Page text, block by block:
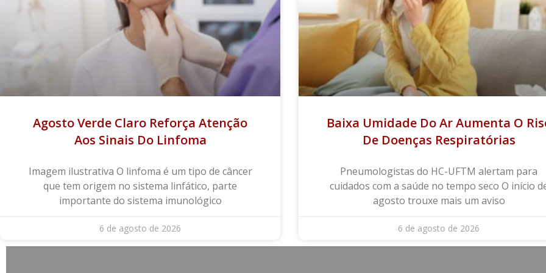
Agosto Verde Claro Reforça Atenção
Aos Sinais Do Linfoma
Imagem ilustrativa O linfoma é um tipo de câncer
que tem origem no sistema linfático, parte
importante do sistema imunológico
6 de agosto de 2026
Baixa Umidade Do Ar Aumenta O
De Doenças Respiratórias
Pneumologistas do HC-UFTM alertam para
cuidados com a saúde no tempo seco O início
agosto trouxe mais um aviso
6 de agosto de 2026